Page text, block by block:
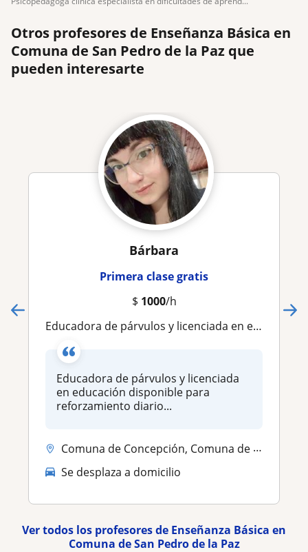
Otros profesores de Enseñanza Básica en
Comuna de San Pedro de la Paz que
pueden interesarte
Bárbara
Primera clase gratis
$ 1000/h
Educadora de párvulos y licenciada en educación con conocimientos para enseñanzas desde pre kinder hasta 4to básico
Educadora de párvulos y licenciada
en educación disponible para
reforzamiento diario...
Comuna de Concepción, Comuna de Hualpén, Comuna de San Pedro de la Paz...
Se desplaza a domicilio
Ver todos los profesores de Enseñanza Básica en
Comuna de San Pedro de la Paz